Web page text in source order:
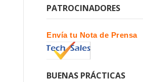
PATROCINADORES
Envía tu Nota de Prensa
BUENAS PRÁCTICAS